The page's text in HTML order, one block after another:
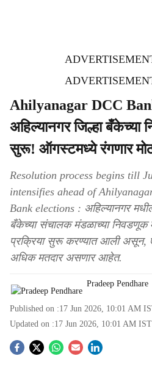
Ahilyanagar DCC
अहिल्यानगर जिल्हा बँकेच्या
सुरू! ऑगस्टमध्ये रंगणार
Resolution process begins till
intensifies ahead of
Bank elections : अहिल्यानगर मधील
बँकेच्या संचालक मंडळाच्या निवडणूक
प्रक्रिया सुरू करण्यात आली असून,
अधिक मतदार असणार आहेत.
Pradeep Pendhare
Published on :17 Jun 2026, 10:01 AM
Updated on :17 Jun 2026, 10:01 AM IST
S